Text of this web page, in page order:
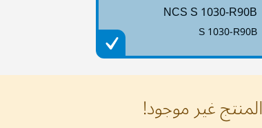
NCS S 1030-R90B
S 1030-R90B
المنتج غير موجود!